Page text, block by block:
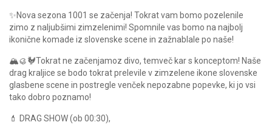
✨Nova sezona 1001 se začenja! Tokrat vam bomo pozelenile
zimo z naljubšimi zimzelenimi! Spomnile vas bomo na najbolj
ikonične komade iz slovenske scene in zažnablale po naše!
🏔️🥮🐓Tokrat ne začenjamoz divo, temveč kar s konceptom! Naše
drag kraljice se bodo tokrat prelevile v zimzelene ikone slovenske
glasbene scene in postregle venček nepozabne popevke, ki jo vsi
tako dobro poznamo!
💄 DRAG SHOW (ob 00:30),